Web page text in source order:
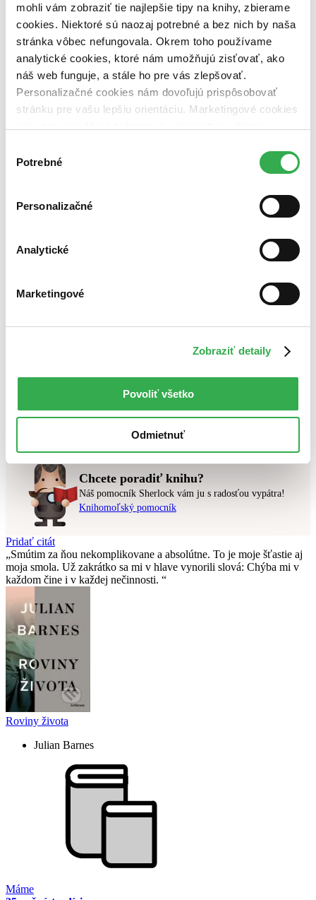
mohli vám zobraziť tie najlepšie tipy na knihy, zbierame
cookies. Niektoré sú naozaj potrebné a bez nich by naša
stránka vôbec nefungovala. Okrem toho používame
analytické cookies, ktoré nám umožňujú zisťovať, ako
náš web funguje, a stále ho pre vás zlepšovať.
Personalizačné cookies nám dovoľujú prispôsobovať
stránku pre vašu lepšiu orientáciu. Marketingové cookies
nám pomohlo, keby sme mohli používať všetky tieto
súhlasu
Potrebné
Personalizačné
Analytické
Marketingové
Zobraziť detaily
Povoliť všetko
Odmietnuť
pripravujeme (0 titulov)pripravujeme
dostupná (bez vypredaných) (0 titulov)dostupná (bez
Nové / čítané
nová (0 titulov)nová
čítaná (0 titulov)čítaná
čítaná - výborný stav (0 titulov)
čítaná - výborný stav
čítaná - mierne opotrebovaná (0 titulov)čítaná - mierne
opotrebovaná
vypredaných kníh
Zoradiť
Top hodnotené
Najlacnejšie
Použité filtre
Nebol nájdenýžiadny titulvyhovujúci zadaným podmienkam.
Skúste prosím zmeniť vyhľadávaný výraz.
Chcete poradiť knihu?
Náš pomocník Sherlock vám ju s radosťou vypátra!
Knihomoľský pomocník
Pridať citát
Smútim za ňou nekomplikovane a absolútne. To je moje šťastie aj
moja smola. Už zakrátko sa mi v hlave vynorili slová: Chýba mi v
každom čine i v každej nečinnosti.
Roviny života
Julian Barnes
Máme